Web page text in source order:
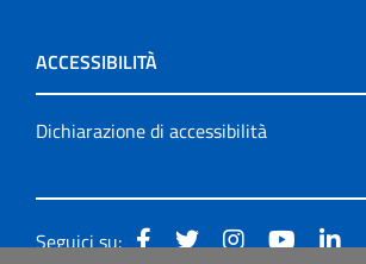
ACCESSIBILITÀ
Dichiarazione di accessibilità
Seguici su: